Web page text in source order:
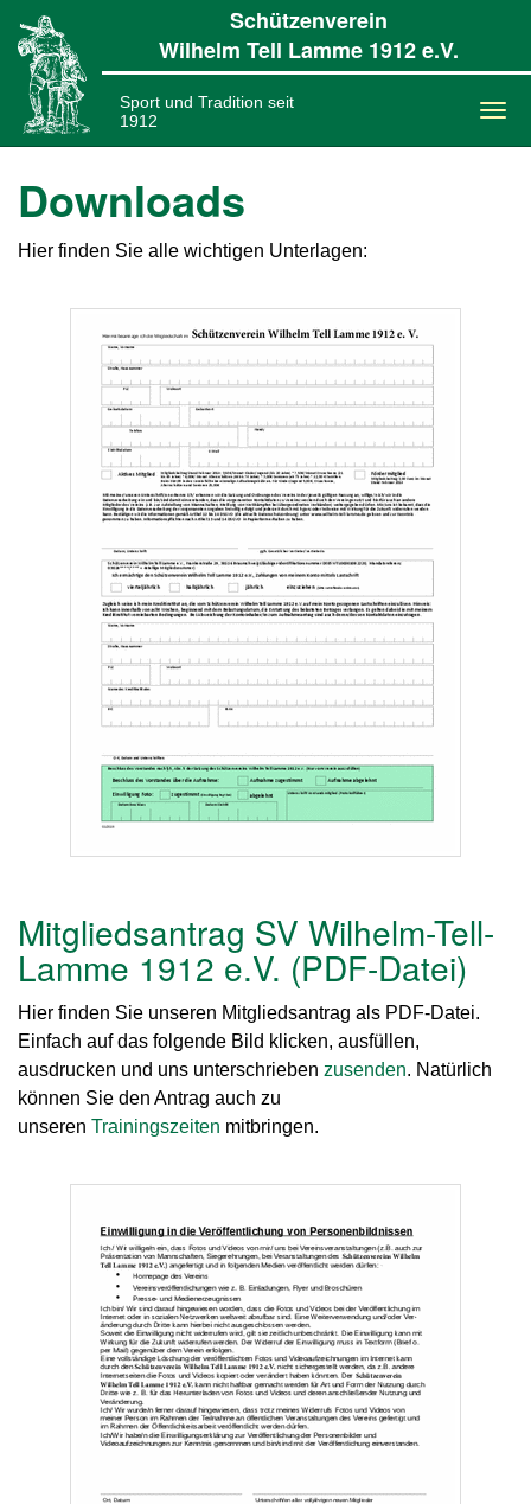
Schützenverein
Wilhelm Tell Lamme 1912 e.V.
Sport und Tradition seit
1912
Downloads
Hier finden Sie alle wichtigen Unterlagen:
Mitgliedsantrag SV Wilhelm-Tell-
Lamme 1912 e.V. (PDF-Datei)
Hier finden Sie unseren Mitgliedsantrag als PDF-Datei.
Einfach auf das folgende Bild klicken, ausfüllen,
ausdrucken und uns unterschrieben zusenden. Natürlich
können Sie den Antrag auch zu
unseren Trainingszeiten mitbringen.